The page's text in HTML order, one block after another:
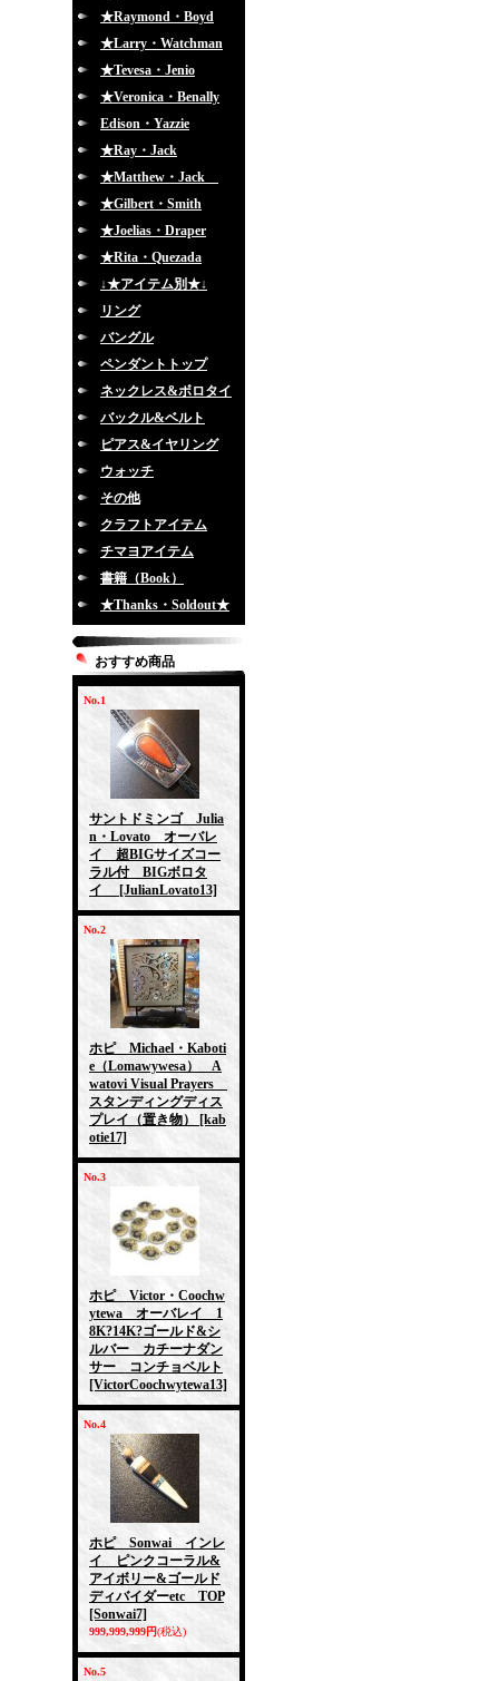
★Raymond・Boyd
★Larry・Watchman
★Tevesa・Jenio
★Veronica・Benally
Edison・Yazzie
★Ray・Jack
★Matthew・Jack
★Gilbert・Smith
★Joelias・Draper
★Rita・Quezada
↓★アイテム別★↓
リング
バングル
ペンダントトップ
ネックレス&ボロタイ
バックル&ベルト
ピアス&イヤリング
ウォッチ
その他
クラフトアイテム
チマヨアイテム
書籍（Book）
★Thanks・Soldout★
おすすめ商品
No.1
サントドミンゴ Julia
n・Lovato オーバレ
イ 超BIGサイズコー
ラル付 BIGボロタ
イ
[JulianLovato13]
No.2
ホピ Michael・Kaboti
e（Lomawywesa） A
watovi Visual Prayers
スタンディングディス
プレイ（置き物）
[kab
otie17]
No.3
ホピ Victor・Coochw
ytewa オーバレイ 1
8K?14K?ゴールド&シ
ルバー カチーナダン
サー コンチョベルト
[VictorCoochwytewa13]
No.4
ホピ Sonwai インレ
イ ピンクコーラル&
アイボリー&ゴールド
ディバイダーetc TOP
[Sonwai7]
999,999,999円(税込)
No.5